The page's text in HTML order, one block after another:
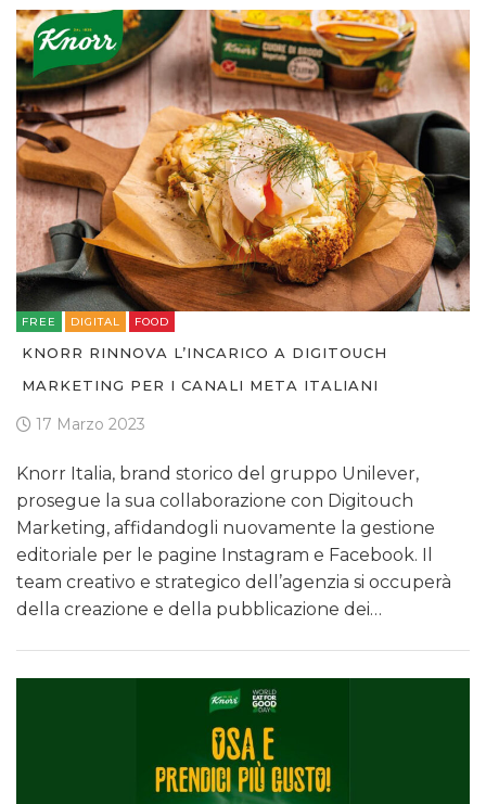
FREE DIGITAL FOOD
KNORR RINNOVA L’INCARICO A DIGITOUCH
MARKETING PER I CANALI META ITALIANI
17 Marzo 2023
Knorr Italia, brand storico del gruppo Unilever,
prosegue la sua collaborazione con Digitouch
Marketing, affidandogli nuovamente la gestione
editoriale per le pagine Instagram e Facebook. Il
team creativo e strategico dell’agenzia si occuperà
della creazione e della pubblicazione dei…